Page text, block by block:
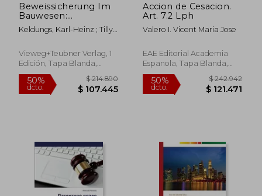
50%
dcto.
$ 279.268 50%
dcto.
Beweissicherung Im
Bauwesen:
Grundlagen --
Checklisten --
Alemán)
Keldungs, Karl-Heinz ; Tilly,
Vieweg+teubner Verlag, 1
Edición, Tapa Blanda,
Nuevo
Accion de Cesacion.
Art. 7.2 Lph
Valero I. Vicent Maria Jose
EAE Editorial Academia
Espanola, Tapa Blanda,
Nuevo